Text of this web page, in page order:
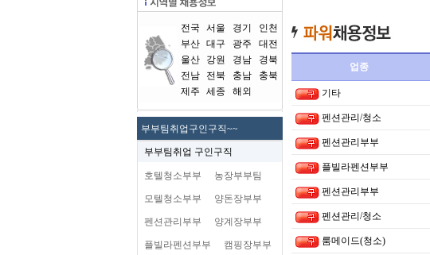
전국 서울 경기
인천
부산 대구 광주
대전
울산
강원 경남
경북
전남
전북 충남
충북
제주
세종 해외
부부팀취업구인구직~~
부부팀취업 구인구직
호텔청소부부 농장부부팀
모텔청소부부 양돈장부부
펜션관리부부 양계장부부
플빌라펜션부부 캠핑장부부
업종
기타
펜션관리/청소
펜션관리부부
플빌라펜션부부
펜션관리부부
펜션관리/청소
룸메이드(청소)